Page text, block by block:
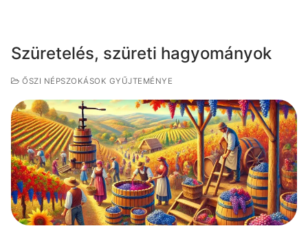
Szüretelés, szüreti hagyományok
ŐSZI NÉPSZOKÁSOK GYŰJTEMÉNYE